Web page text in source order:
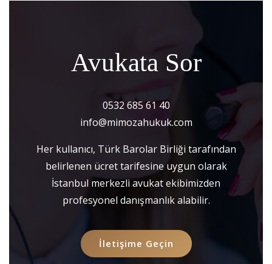
Avukata Sor
0532 685 61 40
info@mimozahukuk.com
Her kullanıcı, Türk Barolar Birliği tarafından
belirlenen ücret tarifesine uygun olarak
İstanbul merkezli avukat ekibimizden
profesyonel danışmanlık alabilir.
İletişime Geçin